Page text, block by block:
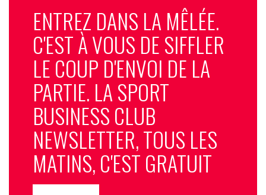
ENTREZ DANS LA MÊLÉE.
C'EST À VOUS DE SIFFLER
LE COUP D'ENVOI DE LA
PARTIE. LA SPORT
BUSINESS CLUB
NEWSLETTER, TOUS LES
MATINS, C'EST GRATUIT